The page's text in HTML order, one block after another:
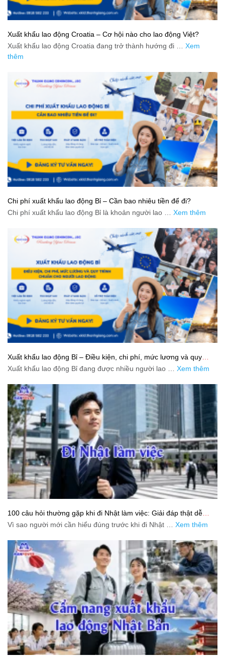
Xuất khẩu lao động Croatia – Cơ hội nào cho lao động Việt?
Xuất khẩu lao động Croatia đang trở thành hướng đi … Xem
thêm
Chi phí xuất khẩu lao động Bỉ – Cần bao nhiêu tiền để đi?
Chi phí xuất khẩu lao động Bỉ là khoản người lao … Xem thêm
Xuất khẩu lao động Bỉ – Điều kiện, chi phí, mức lương và quy
trình chuẩn cho người lao động
Xuất khẩu lao động Bỉ đang được nhiều người lao … Xem thêm
100 câu hỏi thường gặp khi đi Nhật làm việc: Giải đáp thật dễ
hiểu cho người mới bắt đầu
Vì sao người mới cần hiểu đúng trước khi đi Nhật … Xem thêm